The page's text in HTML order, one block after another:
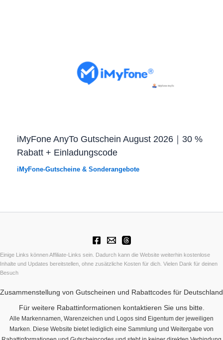
iMyFone AnyTo Gutschein August 2026｜30 %
Rabatt + Einladungscode
iMyFone-Gutscheine & Sonderangebote
Einige Links können Affiliate-Links sein. Dadurch kann die Website weiterhin kostenlose
Inhalte und Updates bereitstellen, ohne zusätzliche Kosten für dich. Vielen Dank für deinen
Besuch
Zusammenstellung von Gutscheinen und Rabattcodes für Deutschland
Für weitere Rabattinformationen kontaktieren Sie uns bitte.
Alle Markennamen, Warenzeichen und Logos sind Eigentum der jeweiligen
Marken. Diese Website bietet lediglich eine Sammlung und Weitergabe von